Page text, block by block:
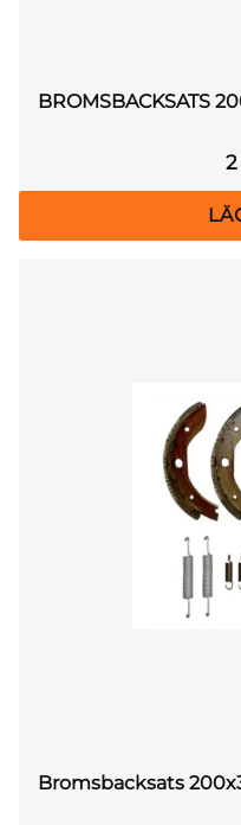
BROMSBACKSATS
Bromsbacksats